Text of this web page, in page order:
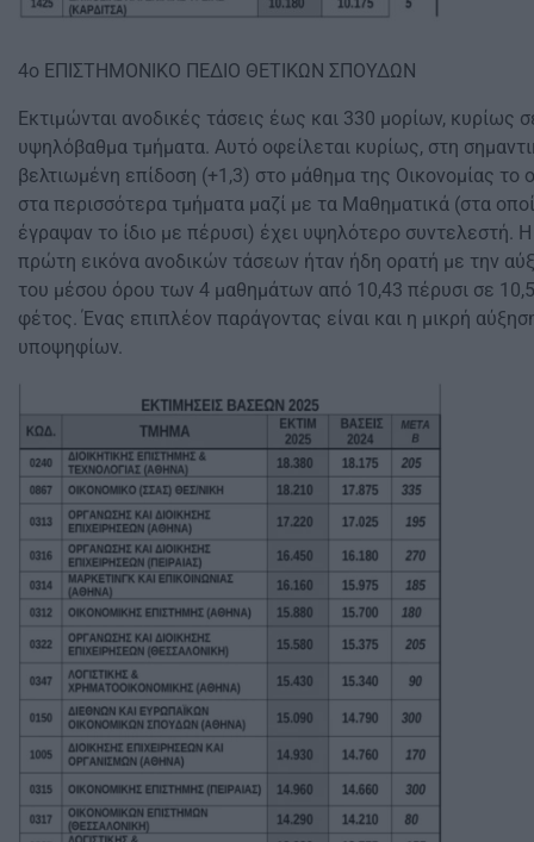
4ο ΕΠΙΣΤΗΜΟΝΙΚΟ ΠΕΔΙΟ ΘΕΤΙΚΩΝ ΣΠΟΥΔΩΝ
Εκτιμώνται ανοδικές τάσεις έως και 330 μορίων, κυρίως
υψηλόβαθμα τμήματα. Αυτό οφείλεται κυρίως, στη
βελτιωμένη επίδοση (+1,3) στο μάθημα της Οικονομίας το
στα περισσότερα τμήματα μαζί με τα Μαθηματικά (στα
έγραψαν το ίδιο με πέρυσι) έχει υψηλότερο συντελεστή. Η
πρώτη εικόνα ανοδικών τάσεων ήταν ήδη ορατή με την
του μέσου όρου των 4 μαθημάτων από 10,43 πέρυσι σε
φέτος. Ένας επιπλέον παράγοντας είναι και η μικρή
υποψηφίων.